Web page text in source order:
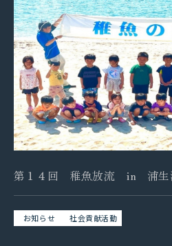
第１４回 稚魚放流 in 浦生
お知らせ 社会貢献活動